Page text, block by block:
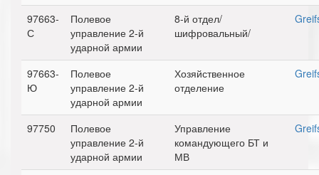
97663-
С
Полевое
управление 2-й
ударной армии
8-й отдел/
шифровальный/
97663-
Ю
Полевое
управление 2-й
ударной армии
Хозяйственное
отделение
97750
Полевое
управление 2-й
ударной армии
Управление
командующего БТ и
МВ